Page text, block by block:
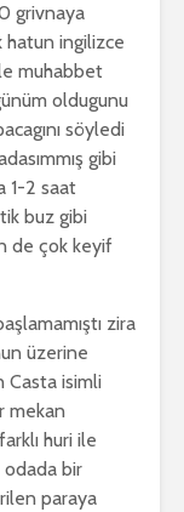
grivnaya
hatun ingilizce
muhabbet
oldugunu
söyledi
gibi
1-2 saat
buz gibi
de çok keyif
zira
üzerine
Casta isimli
mekan
huri ile
bir
paraya